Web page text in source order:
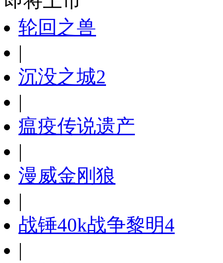
轮回之兽
|
沉没之城2
|
瘟疫传说遗产
|
漫威金刚狼
|
战锤40k战争黎明4
|